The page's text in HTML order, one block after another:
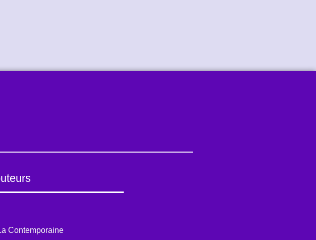
Contemporaine